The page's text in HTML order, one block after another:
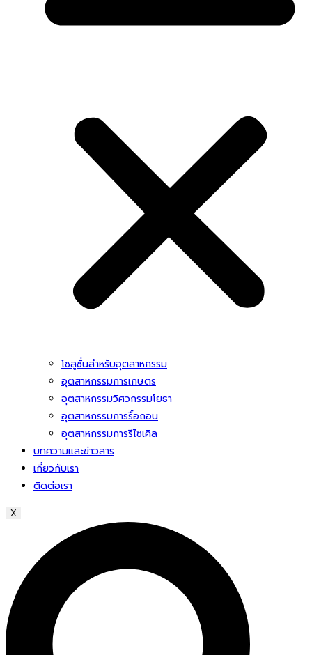
โซลูชั่นสําหรับอุตสาหกรรม
อุตสาหกรรมการเกษตร
อุตสาหกรรมวิศวกรรมโยธา
อุตสาหกรรมการรื้อถอน
อุตสาหกรรมการรีไซเคิล
บทความและข่าวสาร
เกี่ยวกับเรา
ติดต่อเรา
X